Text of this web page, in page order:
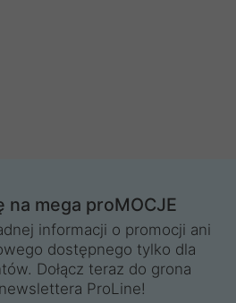
na mega proMOCJE
informacji o promocji ani
dostępnego tylko dla
Dołącz teraz do grona
ProLine!